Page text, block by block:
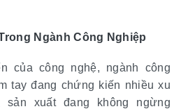
Ngành Công Nghiệp
của công nghệ, ngành công
tay đang chứng kiến nhiều xu
xuất đang không ngừng